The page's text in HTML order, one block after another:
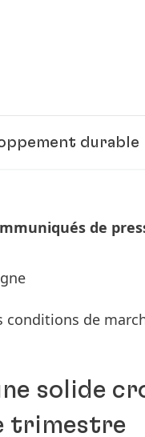
durable
de
conditions de
solide
trimestre